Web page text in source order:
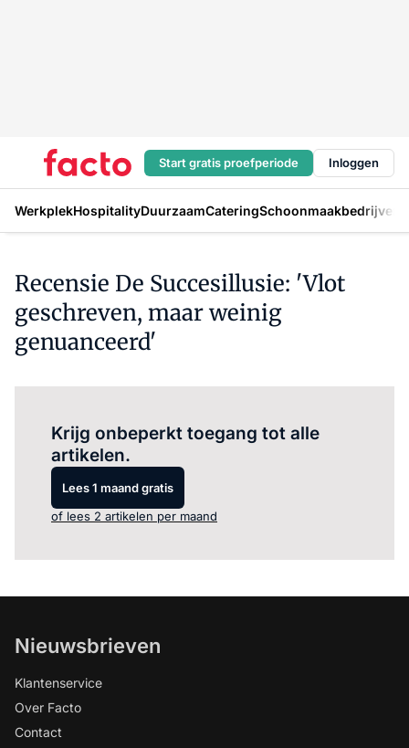
Start gratis proefperiode Inloggen
WerkplekHospitalityDuurzaamCateringSchoonmaakbedrijven
Recensie De Succesillusie: 'Vlot
geschreven, maar weinig
genuanceerd'
Krijg onbeperkt toegang tot alle
artikelen.
Lees 1 maand gratis
of lees 2 artikelen per maand
Nieuwsbrieven
Klantenservice
Over Facto
Contact